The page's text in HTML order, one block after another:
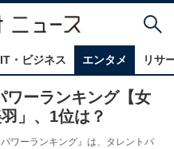
IT・ビジネス エンタメ リサ
ワーランキング【女
」、1位は？
ワーランキング』は、タレントパ